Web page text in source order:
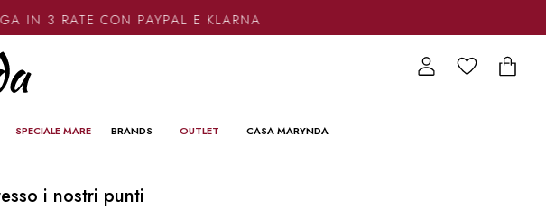
IN 3 RATE CON PAYPAL E KLARNA
SPECIALE MARE BRANDS OUTLET CASA MARYNDA
i nostri punti